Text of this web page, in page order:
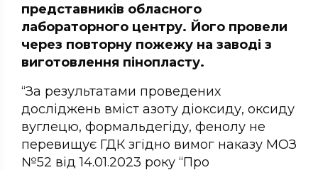
представників обласного
лабораторного центру. Його провели
через повторну пожежу на заводі з
виготовлення пінопласту.
“За результатами проведених
досліджень вміст азоту діоксиду, оксиду
вуглецю, формальдегіду, фенолу не
перевищує ГДК згідно вимог наказу МОЗ
№52 від 14.01.2023 року “Про